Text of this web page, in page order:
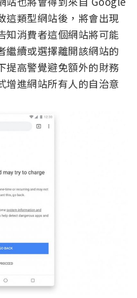
這類型網站後，將會出現
知消費者這個網站將可能
繼續或選擇離開該網站的
提高警覺避免額外的財務
增進網站所有人的自治意